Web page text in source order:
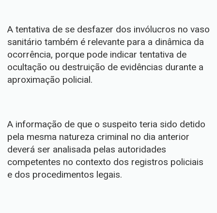
A tentativa de se desfazer dos invólucros no vaso
sanitário também é relevante para a dinâmica da
ocorrência, porque pode indicar tentativa de
ocultação ou destruição de evidências durante a
aproximação policial.
A informação de que o suspeito teria sido detido
pela mesma natureza criminal no dia anterior
deverá ser analisada pelas autoridades
competentes no contexto dos registros policiais
e dos procedimentos legais.